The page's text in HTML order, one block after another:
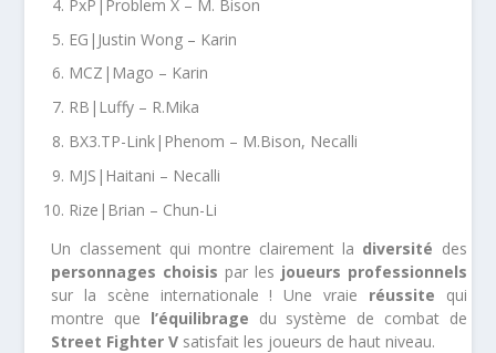
PxP|Problem X – M. Bison
EG|Justin Wong – Karin
MCZ|Mago – Karin
RB|Luffy – R.Mika
BX3.TP-Link|Phenom – M.Bison, Necalli
MJS|Haitani – Necalli
Rize|Brian – Chun-Li
Un classement qui montre clairement la diversité des
personnages choisis par les joueurs professionnels
sur la scène internationale ! Une vraie réussite qui
montre que l’équilibrage du système de combat de
Street Fighter V satisfait les joueurs de haut niveau.